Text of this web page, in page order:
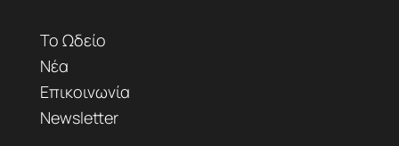
Το Ωδείο
Νέα
Επικοινωνία
Newsletter